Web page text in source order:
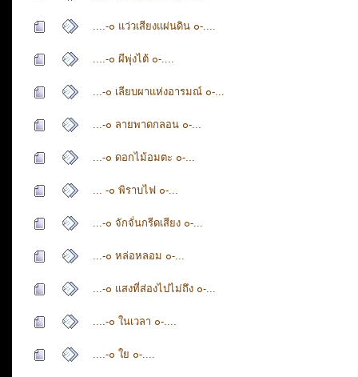
....-๐ แว่วเสียงแผ่นดิน ๐-....
....-๐ ผีพุ่งไต้ ๐-....
...-๐ เลียบผาแห่งอารมณ์ ๐-...
...-๐ ลายพาดกลอน ๐-...
...-๐ ดอกไม้อมตะ ๐-...
... -๐ พิราบไฟ ๐-...
...-๐ จักจั่นกรีดเสียง ๐-...
...-๐ หล่อหลอม ๐-...
...-๐ แสงที่ส่องไปไม่ถึง ๐-...
....-๐ ในเวลา ๐-....
....-๐ ใย ๐-....